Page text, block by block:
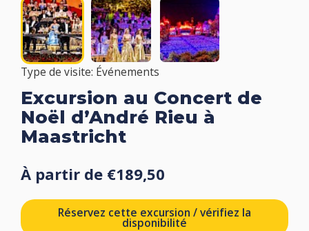
Type de visite: Événements
Excursion au Concert de
Noël d’André Rieu à
Maastricht
À partir de €189,50
Réservez cette excursion / vérifiez la
disponibilité